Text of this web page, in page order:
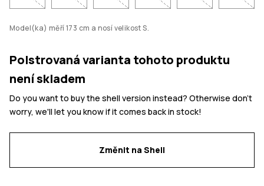
Model(ka) měří 173 cm a nosí velikost S.
Polstrovaná varianta tohoto produktu
není skladem
Do you want to buy the shell version instead? Otherwise don't
worry, we'll let you know if it comes back in stock!
Změnit na Shell